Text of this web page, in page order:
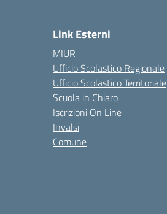
Link Esterni
MIUR
Ufficio Scolastico Regionale
Ufficio Scolastico Territoriale
Scuola in Chiaro
Iscrizioni On Line
Invalsi
Comune